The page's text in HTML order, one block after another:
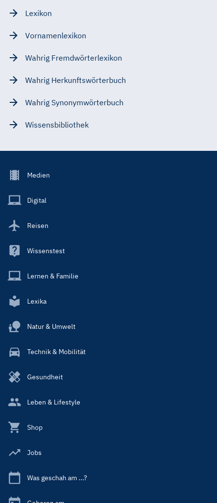
Lexikon
Vornamenlexikon
Wahrig Fremdwörterlexikon
Wahrig Herkunftswörterbuch
Wahrig Synonymwörterbuch
Wissensbibliothek
Footer
Main
Medien
Digital
Reisen
Wissenstest
Lernen & Familie
Lexika
Natur & Umwelt
Technik & Mobilität
Gesundheit
Leben & Lifestyle
Shop
Jobs
Was geschah am ...?